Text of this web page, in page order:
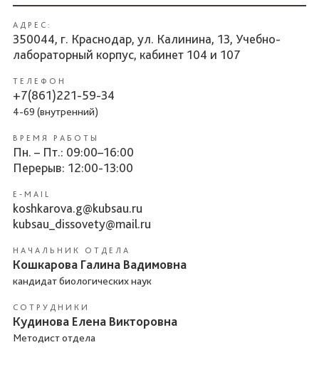
АДРЕС:
350044, г. Краснодар, ул. Калинина, 13, Учебно-
лабораторный корпус, кабинет 104 и 107
ТЕЛЕФОН
+7(861)221-59-34
4-69 (внутренний)
ВРЕМЯ РАБОТЫ
Пн. – Пт.: 09:00–16:00
Перерыв: 12:00-13:00
E-MAIL
koshkarova.g@kubsau.ru
kubsau_dissovety@mail.ru
НАЧАЛЬНИК ОТДЕЛА
Кошкарова Галина Вадимовна
кандидат биологических наук
СОТРУДНИКИ
Кудинова Елена Викторовна
Методист отдела